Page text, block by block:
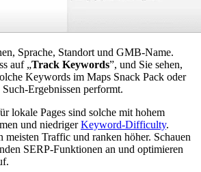
Sprache, Standort und GMB-Name.
auf „Track Keywords”, und Sie sehen,
Keywords im Maps Snack Pack oder
Ergebnissen performt.
lokale Pages sind solche mit hohem
und niedrigerKeyword-Difficulty.
meisten Traffic und ranken höher. Schauen
SERP-Funktionen an und optimieren